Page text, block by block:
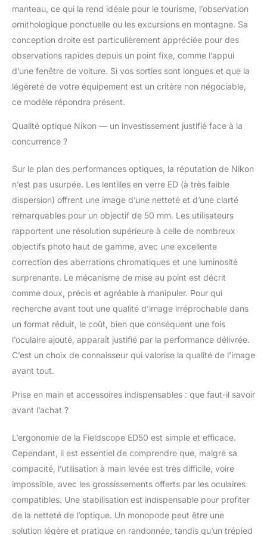
manteau, ce qui la rend idéale pour le tourisme, l’observation
ornithologique ponctuelle ou les excursions en montagne. Sa
conception droite est particulièrement appréciée pour des
observations rapides depuis un point fixe, comme l’appui
d’une fenêtre de voiture. Si vos sorties sont longues et que la
légèreté de votre équipement est un critère non négociable,
ce modèle répondra présent.
Qualité optique Nikon — un investissement justifié face à la
concurrence ?
Sur le plan des performances optiques, la réputation de Nikon
n’est pas usurpée. Les lentilles en verre ED (à très faible
dispersion) offrent une image d’une netteté et d’une clarté
remarquables pour un objectif de 50 mm. Les utilisateurs
rapportent une résolution supérieure à celle de nombreux
objectifs photo haut de gamme, avec une excellente
correction des aberrations chromatiques et une luminosité
surprenante. Le mécanisme de mise au point est décrit
comme doux, précis et agréable à manipuler. Pour qui
recherche avant tout une qualité d’image irréprochable dans
un format réduit, le coût, bien que conséquent une fois
l’oculaire ajouté, apparaît justifié par la performance délivrée.
C’est un choix de connaisseur qui valorise la qualité de l’image
avant tout.
Prise en main et accessoires indispensables : que faut-il savoir
avant l’achat ?
L’ergonomie de la Fieldscope ED50 est simple et efficace.
Cependant, il est essentiel de comprendre que, malgré sa
compacité, l’utilisation à main levée est très difficile, voire
impossible, avec les grossissements offerts par les oculaires
compatibles. Une stabilisation est indispensable pour profiter
de la netteté de l’optique. Un monopode peut être une
solution légère et pratique en randonnée, tandis qu’un trépied